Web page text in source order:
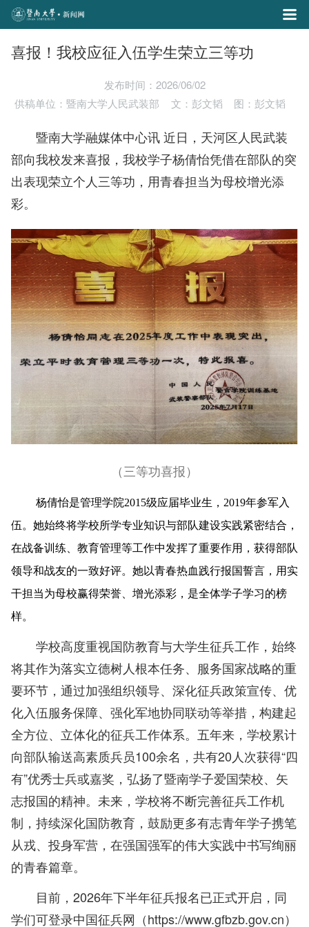
喜报！我校应征入伍学生荣立三等功
发布时间：2026/06/02
供稿单位：暨南大学人民武装部
文：彭文韬 图：彭文韬
暨南大学融媒体中心讯 近日，天河区人民武装
部向我校发来喜报，我校学子杨倩怡凭借在部队的突
出表现荣立个人三等功，用青春担当为母校增光添
彩。
（三等功喜报）
杨倩怡是管理学院2015级应届毕业生，2019年参军入
伍。她始终将学校所学专业知识与部队建设实践紧密结合，
在战备训练、教育管理等工作中发挥了重要作用，获得部队
领导和战友的一致好评。她以青春热血践行报国誓言，用实
干担当为母校赢得荣誉、增光添彩，是全体学子学习的榜
样。
学校高度重视国防教育与大学生征兵工作，始终
将其作为落实立德树人根本任务、服务国家战略的重
要环节，通过加强组织领导、深化征兵政策宣传、优
化入伍服务保障、强化军地协同联动等举措，构建起
全方位、立体化的征兵工作体系。五年来，学校累计
向部队输送高素质兵员100余名，共有20人次获得“四
有”优秀士兵或嘉奖，弘扬了暨南学子爱国荣校、矢
志报国的精神。未来，学校将不断完善征兵工作机
制，持续深化国防教育，鼓励更多有志青年学子携笔
从戎、投身军营，在强国强军的伟大实践中书写绚丽
的青春篇章。
目前，2026年下半年征兵报名已正式开启，同
学们可登录中国征兵网（https://www.gfbzb.gov.cn）